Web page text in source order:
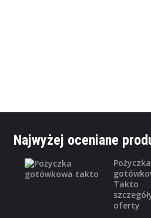
Najwyżej oceniane
Pożyczka
Takto
oferty